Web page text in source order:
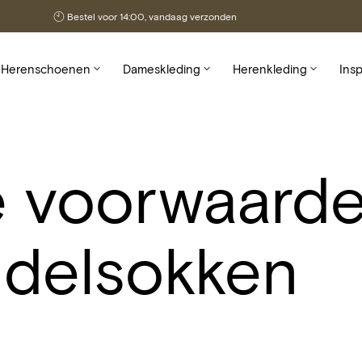
Bestel voor 14:00, vandaag verzonden
Herenschoenen
Bootschoenen
Sandalen
Klassieke schoenen
Dameskleding
Softshelljassen
Herenkleding
Softshelljassen